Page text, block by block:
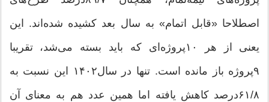
اصطلاحا «قابل اتمام» به سال بعد کشیده شده‌اند. این
یعنی از هر ۱۰پروژه‌ای که باید بسته می‌شد، تقریبا
۹پروژه باز مانده است. تنها در سال۱۴۰۲ این نسبت به
۸/‏۶۱‌درصد کاهش یافته اما همین عدد هم به معنای آن